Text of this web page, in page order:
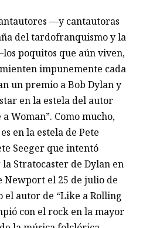
—y cantautoras
del tardofranquismo y la
poquitos que aún viven,
impunemente cada
un premio a Bob Dylan y
en la estela del autor
a Woman”. Como mucho,
en la estela de Pete
Seeger que intentó
Stratocaster de Dylan en
Newport el 25 de julio de
el autor de “Like a Rolling
con el rock en la mayor